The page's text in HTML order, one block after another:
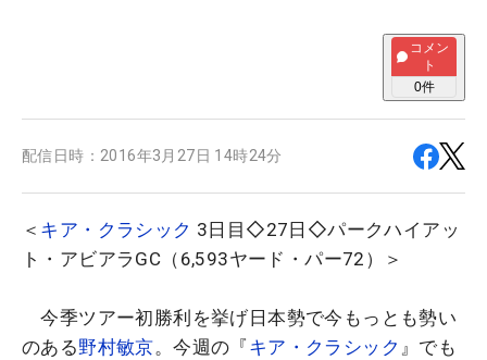
コメン
ト
0件
配信日時： 2016年3月27日 14時24分
＜ キア・クラシック 3日目◇27日◇パークハイアッ
ト・アビアラGC（6,593ヤード・パー72）＞
今季ツアー初勝利を挙げ日本勢で今もっとも勢い
のある野村敏京。今週の『 キア・クラシック 』でも